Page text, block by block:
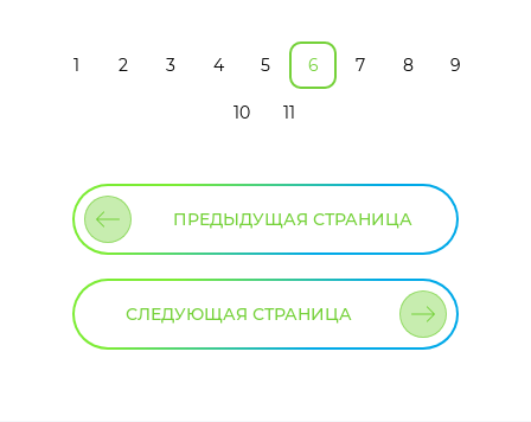
ПРЕДЫДУЩАЯ СТРАНИЦА
1 2 3 4 5 6 7 8 9
10 11
СЛЕДУЮЩАЯ СТРАНИЦА